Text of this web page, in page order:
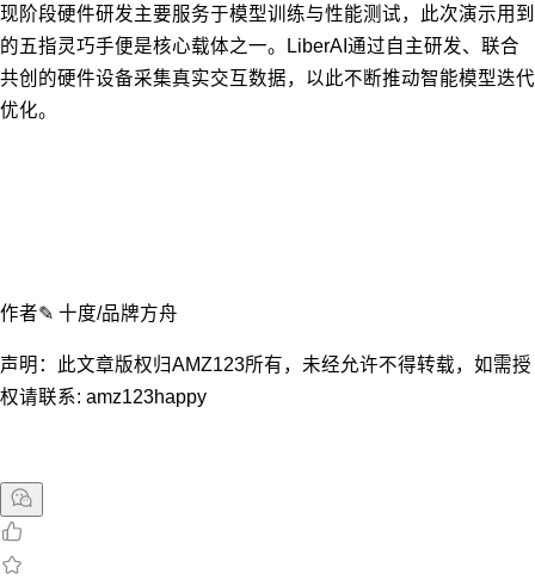
现阶段硬件研发主要服务于模型训练与性能测试，此次演示用到
的五指灵巧手便是核心载体之一。LiberAI通过自主研发、联合
共创的硬件设备采集真实交互数据，以此不断推动智能模型迭代
优化。
作者✎ 十度/品牌方舟
声明：此文章版权归AMZ123所有，未经允许不得转载，如需授
权请联系: amz123happy